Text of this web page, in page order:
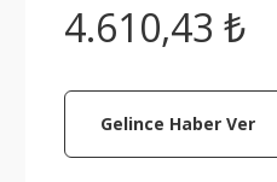
4.610,43 ₺
Gelince Haber Ver